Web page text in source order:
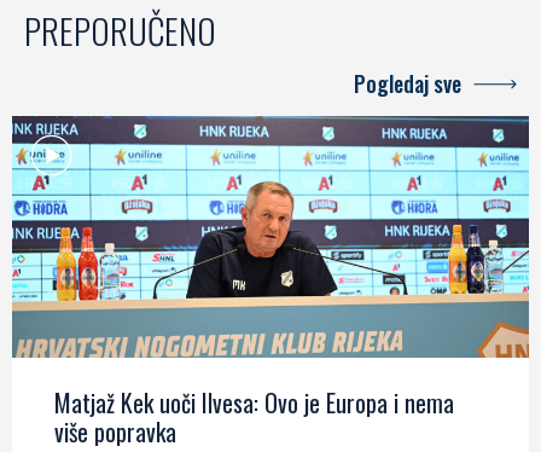
PREPORUČENO
Pogledaj sve
Matjaž Kek uoči Ilvesa: Ovo je Europa i nema
više popravka